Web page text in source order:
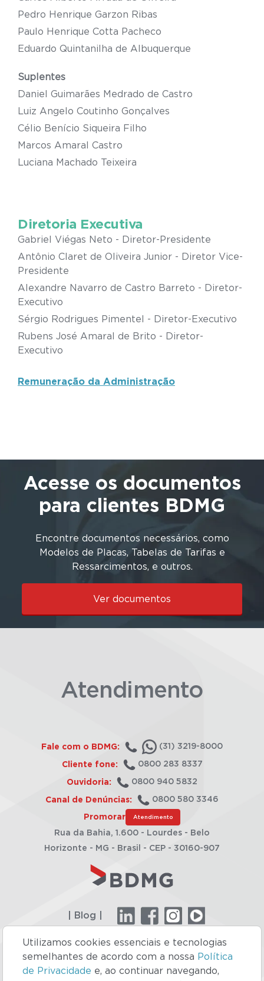
Pedro Henrique Garzon Ribas
Paulo Henrique Cotta Pacheco
Eduardo Quintanilha de Albuquerque
Suplentes
Daniel Guimarães Medrado de Castro
Luiz Angelo Coutinho Gonçalves
Célio Benício Siqueira Filho
Marcos Amaral Castro
Luciana Machado Teixeira
Diretoria Executiva
Gabriel Viégas Neto - Diretor-Presidente
Antônio Claret de Oliveira Junior - Diretor Vice-
Presidente
Alexandre Navarro de Castro Barreto - Diretor-
Executivo
Sérgio Rodrigues Pimentel - Diretor-Executivo
Rubens José Amaral de Brito - Diretor-
Executivo
Remuneração da Administração
Acesse os documentos
para clientes BDMG
Encontre documentos necessários, como
Modelos de Placas, Tabelas de Tarifas e
Ressarcimentos, e outros.
Ver documentos
Utilizamos cookies essenciais e tecnologias
semelhantes de acordo com a nossa Política
de Privacidade e, ao continuar navegando,
Atendimento
Fale com o BDMG: (31) 3219-8000
Cliente fone: 0800 283 8337
Ouvidoria: 0800 940 5832
Canal de Denúncias: 0800 580 3346
Promorar Atendimento
Rua da Bahia, 1.600 - Lourdes - Belo
Horizonte - MG - Brasil - CEP - 30160-907
| Blog |
Site concebido pela Supersonic